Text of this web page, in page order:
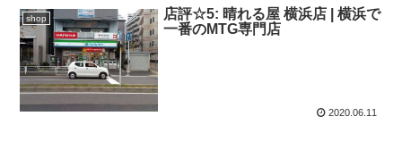
shop
店評☆5: 晴れる屋 横浜店 | 横浜で
一番のMTG専門店
2020.06.11